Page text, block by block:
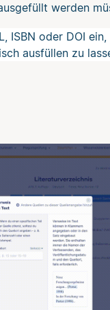
werden
ISBN oder DOI
ausfüllen zu